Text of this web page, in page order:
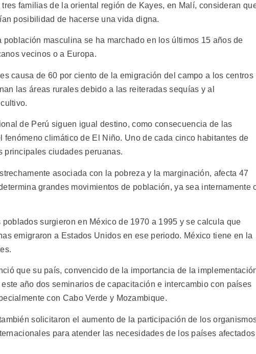
familias de la oriental región de Kayes, en Malí, consideran
posibilidad de hacerse una vida digna.
masculina se ha marchado en los últimos 15 años de
vecinos o a Europa.
causa de 60 por ciento de la emigración del campo a los centros
las áreas rurales debido a las reiteradas sequías y al
de Perú siguen igual destino, como consecuencia de las
fenómeno climático de El Niño. Uno de cada cinco habitantes de
principales ciudades peruanas.
asociada con la pobreza y la marginación, afecta 47
grandes movimientos de población, ya sea internamente
surgieron en México de 1970 a 1995 y se calcula que
emigraron a Estados Unidos en ese periodo. México tiene en la
que su país, convencido de la importancia de la
año dos seminarios de capacitación e intercambio con países
con Cabo Verde y Mozambique.
solicitaron el aumento de la participación de los
para atender las necesidades de los países afectados